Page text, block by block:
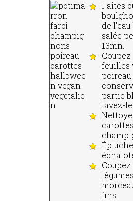
Faites
de
salée
13mn.
Coupez
feuilles
partie
lavez-le.
Coupez
fins.